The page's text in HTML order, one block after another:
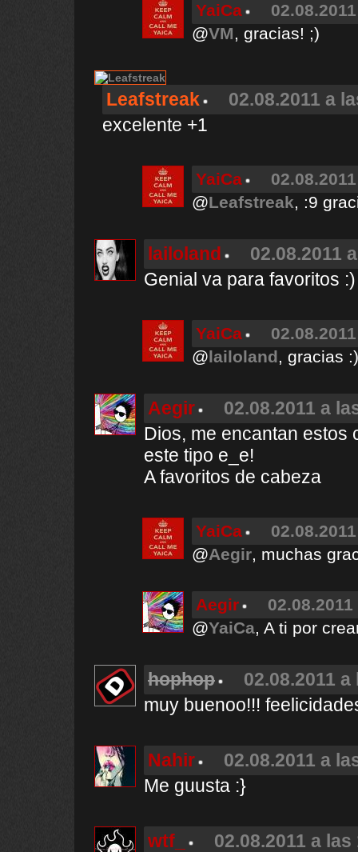
YaiCa
@VM, gracias! ;)
Leafstreak
02.08.2011 a
excelente +1
YaiCa
@Leafstreak, :9
lailoland
02.08.2011
Genial va para favoritos :)
YaiCa
@lailoland, gracias :)
Aegir
02.08.2011 a
Dios, me encantan estos
este tipo e_e!
A favoritos de cabeza
YaiCa
@Aegir, muchas
Aegir
@YaiCa, A ti por
hophop
02.08.2011
muy buenoo!!!
Nahir
02.08.2011 a
Me guusta :}
wtf_
02.08.2011 a las